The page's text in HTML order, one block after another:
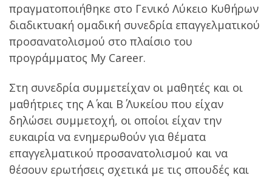
πραγματοποιήθηκε στο Γενικό Λύκειο Κυθήρων
διαδικτυακή ομαδική συνεδρία επαγγελματικού
προσανατολισμού στο πλαίσιο του
προγράμματος My Career.
Στη συνεδρία συμμετείχαν οι μαθητές και οι
μαθήτριες της Α΄ και Β΄ Λυκείου που είχαν
δηλώσει συμμετοχή, οι οποίοι είχαν την
ευκαιρία να ενημερωθούν για θέματα
επαγγελματικού προσανατολισμού και να
θέσουν ερωτήσεις σχετικά με τις σπουδές και